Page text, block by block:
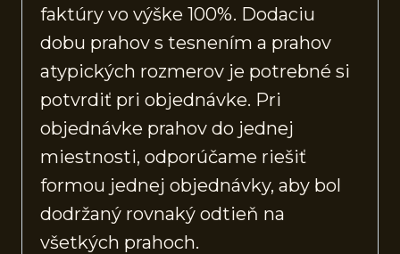
faktúry vo výške 100%. Dodaciu
dobu prahov s tesnením a prahov
atypických rozmerov je potrebné si
potvrdiť pri objednávke. Pri
objednávke prahov do jednej
miestnosti, odporúčame riešiť
formou jednej objednávky, aby bol
dodržaný rovnaký odtieň na
všetkých prahoch.